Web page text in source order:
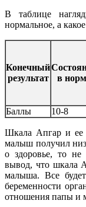
В таблице
нормальное, а
Конечный
результат
в
Баллы
10-8
Шкала Апгар и ее
малыш получил
о здоровье, то не
вывод, что шкала
малыша. Все
беременности
отношения папы и